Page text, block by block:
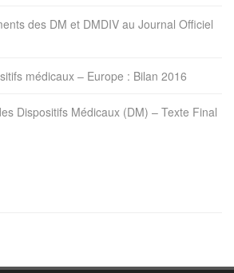
des DM et DMDIV au Journal Officiel
médicaux – Europe : Bilan 2016
Dispositifs Médicaux (DM) – Texte Final